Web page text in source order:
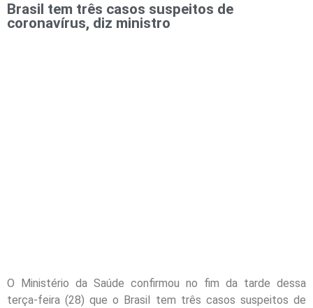
Brasil tem três casos suspeitos de
coronavírus, diz ministro
O Ministério da Saúde confirmou no fim da tarde dessa
terça-feira (28) que o Brasil tem três casos suspeitos de